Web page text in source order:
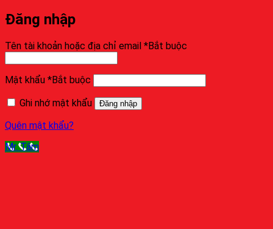
Đăng nhập
Tên tài khoản hoặc địa chỉ email *Bắt buộc
Mật khẩu *Bắt buộc
Ghi nhớ mật khẩu
Đăng nhập
Quên mật khẩu?
Mr. Tâm